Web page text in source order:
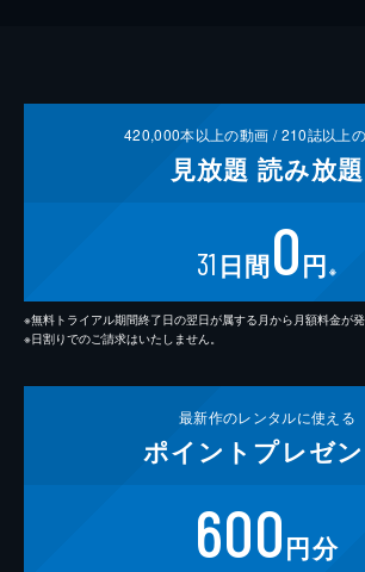
420,000本以上の動画 /210誌以上
見放題 読み放題
31 日間0円 ※
※無料トライアル期間終了日の翌日が属する月から月額料金が発
※日割りでのご請求はいたしません。
最新作のレンタルに使える
ポイント プレゼン
600円分